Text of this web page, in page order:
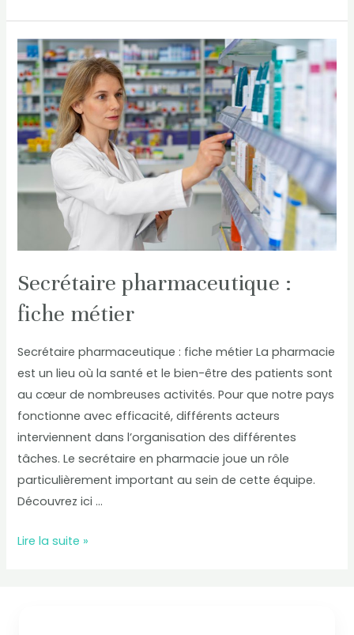
Secrétaire pharmaceutique :
fiche métier
Secrétaire pharmaceutique : fiche métier La pharmacie
est un lieu où la santé et le bien-être des patients sont
au cœur de nombreuses activités. Pour que notre pays
fonctionne avec efficacité, différents acteurs
interviennent dans l’organisation des différentes
tâches. Le secrétaire en pharmacie joue un rôle
particulièrement important au sein de cette équipe.
Découvrez ici …
Secrétaire
pharmaceutique
:
fiche
métier
Lire la suite »